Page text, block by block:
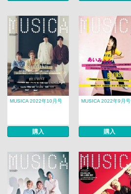
MUSICA 2022年10月号
購入
MUSICA 2022年9月号
購入